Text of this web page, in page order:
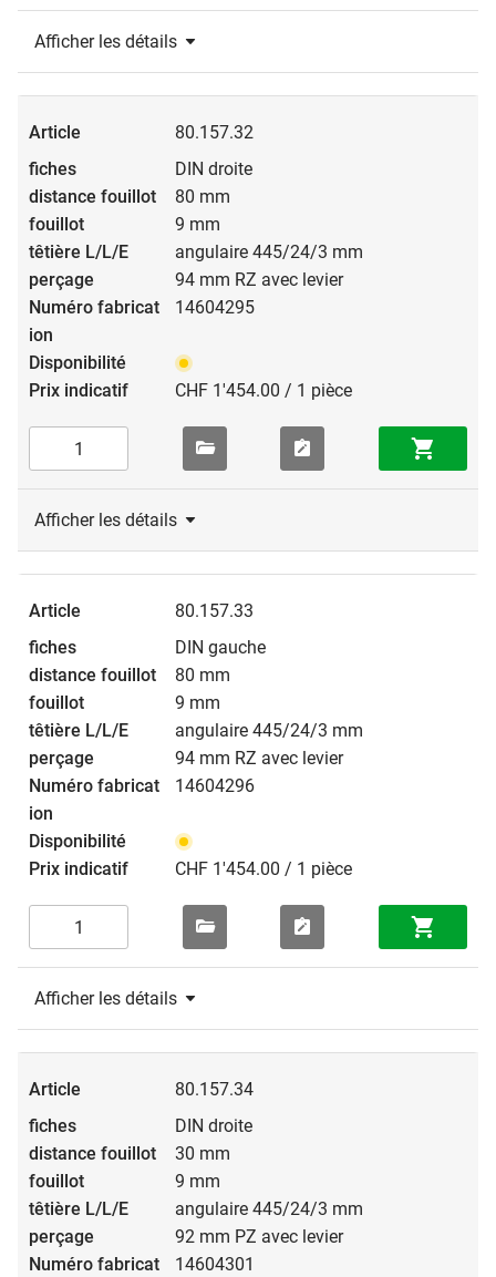
Afficher les détails
80.157.32
DIN droite
80 mm
9 mm
angulaire 445/24/3 mm
94 mm RZ avec levier
14604295
CHF 1'454.00 / 1 pièce
Afficher les détails
80.157.33
DIN gauche
80 mm
9 mm
angulaire 445/24/3 mm
94 mm RZ avec levier
14604296
CHF 1'454.00 / 1 pièce
Afficher les détails
80.157.34
DIN droite
30 mm
9 mm
angulaire 445/24/3 mm
92 mm PZ avec levier
14604301